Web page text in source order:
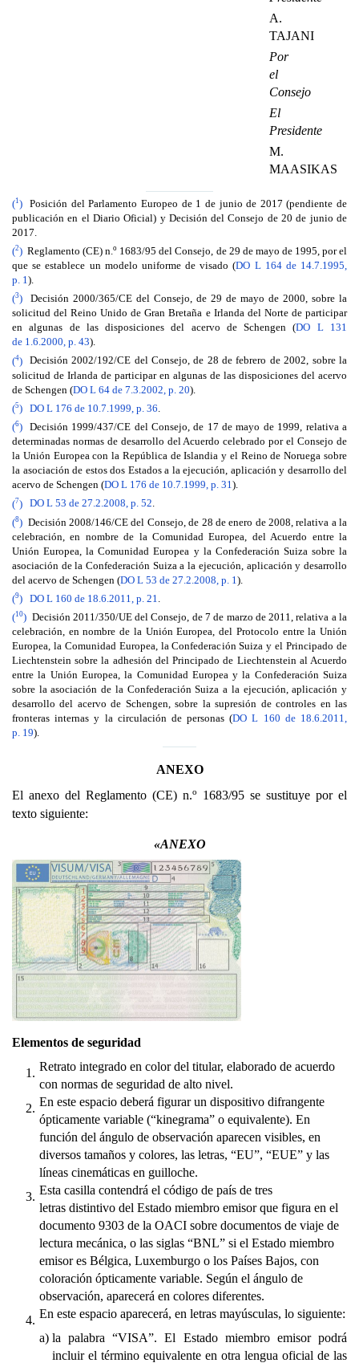
A.
TAJANI
Por
el
Consejo
El
Presidente
M.
MAASIKAS
(1 ) Posición del Parlamento Europeo de 1 de junio de 2017 (pendiente de
publicación en el Diario Oficial) y Decisión del Consejo de 20 de junio de
2017.
(2) Reglamento (CE) n.o 1683/95 del Consejo, de 29 de mayo de 1995, por el
que se establece un modelo uniforme de visado (DO L 164 de 14.7.1995,
p. 1).
(3) Decisión 2000/365/CE del Consejo, de 29 de mayo de 2000, sobre la
solicitud del Reino Unido de Gran Bretaña e Irlanda del Norte de participar
en algunas de las disposiciones del acervo de Schengen (DO L 131
de 1.6.2000, p. 43).
(4) Decisión 2002/192/CE del Consejo, de 28 de febrero de 2002, sobre la
solicitud de Irlanda de participar en algunas de las disposiciones del acervo
de Schengen (DO L 64 de 7.3.2002, p. 20).
(5) DO L 176 de 10.7.1999, p. 36.
(6) Decisión 1999/437/CE del Consejo, de 17 de mayo de 1999, relativa a
determinadas normas de desarrollo del Acuerdo celebrado por el Consejo de
la Unión Europea con la República de Islandia y el Reino de Noruega sobre
la asociación de estos dos Estados a la ejecución, aplicación y desarrollo del
acervo de Schengen (DO L 176 de 10.7.1999, p. 31).
(7) DO L 53 de 27.2.2008, p. 52.
(8) Decisión 2008/146/CE del Consejo, de 28 de enero de 2008, relativa a la
celebración, en nombre de la Comunidad Europea, del Acuerdo entre la
Unión Europea, la Comunidad Europea y la Confederación Suiza sobre la
asociación de la Confederación Suiza a la ejecución, aplicación y desarrollo
del acervo de Schengen (DO L 53 de 27.2.2008, p. 1 ).
(9) DO L 160 de 18.6.2011, p. 21.
(10) Decisión 2011/350/UE del Consejo, de 7 de marzo de 2011, relativa a la
celebración, en nombre de la Unión Europea, del Protocolo entre la Unión
Europea, la Comunidad Europea, la Confederación Suiza y el Principado de
Liechtenstein sobre la adhesión del Principado de Liechtenstein al Acuerdo
entre la Unión Europea, la Comunidad Europea y la Confederación Suiza
sobre la asociación de la Confederación Suiza a la ejecución, aplicación y
desarrollo del acervo de Schengen, sobre la supresión de controles en las
fronteras internas y la circulación de personas (DO L 160 de 18.6.2011,
p. 19).
ANEXO
El anexo del Reglamento (CE) n.o
1683/95 se sustituye por el
texto siguiente:
«ANEXO
Elementos de seguridad
1. Retrato integrado en color del titular, elaborado de acuerdo
con normas de seguridad de alto nivel.
2. En este espacio deberá figurar un dispositivo difrangente
ópticamente variable (“kinegrama” o equivalente). En
función del ángulo de observación aparecen visibles, en
diversos tamaños y colores, las letras, “EU”, “EUE” y las
líneas cinemáticas en guilloche.
3. Esta casilla contendrá el código de país de tres
letras distintivo del Estado miembro emisor que figura en el
documento 9303 de la OACI sobre documentos de viaje de
lectura mecánica, o las siglas “BNL” si el Estado miembro
emisor es Bélgica, Luxemburgo o los Países Bajos, con
coloración ópticamente variable. Según el ángulo de
observación, aparecerá en colores diferentes.
4. En este espacio aparecerá, en letras mayúsculas, lo siguiente:
a) la palabra “VISA”. El Estado miembro emisor podrá
incluir el término equivalente en otra lengua oficial de las